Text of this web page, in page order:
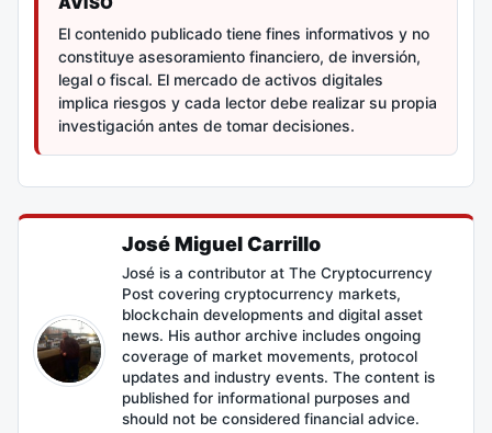
El contenido publicado tiene fines informativos y no
constituye asesoramiento financiero, de inversión,
legal o fiscal. El mercado de activos digitales
implica riesgos y cada lector debe realizar su propia
investigación antes de tomar decisiones.
José Miguel Carrillo
José is a contributor at The Cryptocurrency
Post covering cryptocurrency markets,
blockchain developments and digital asset
news. His author archive includes ongoing
coverage of market movements, protocol
updates and industry events. The content is
published for informational purposes and
should not be considered financial advice.